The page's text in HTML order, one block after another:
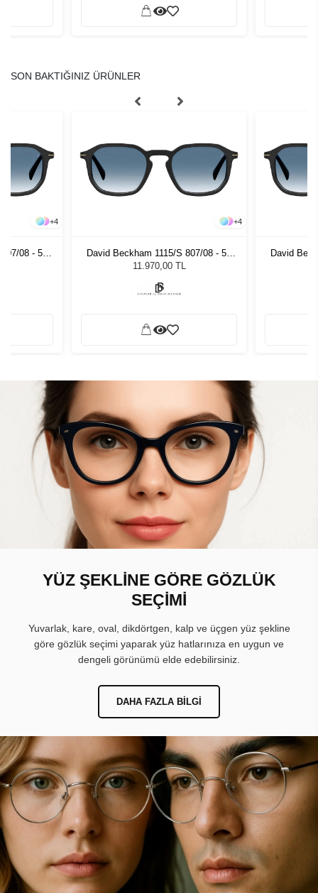
SON BAKTIĞINIZ ÜRÜNLER
+4
08 - 52
+4
David Beckham 1115/S 807/08 - 52
Unisex Güneş Gözlüğü
11.970,00 TL
David
YÜZ ŞEKLİNE GÖRE GÖZLÜK
SEÇİMİ
Yuvarlak, kare, oval, dikdörtgen, kalp ve üçgen yüz şekline
göre gözlük seçimi yaparak yüz hatlarınıza en uygun ve
dengeli görünümü elde edebilirsiniz.
DAHA FAZLA BILGI